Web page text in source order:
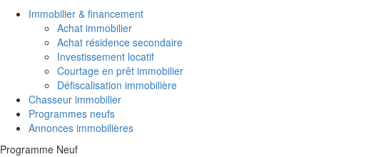
Immobilier & financement
Achat immobilier
Achat résidence secondaire
Investissement locatif
Courtage en prêt immobilier
Défiscalisation immobilière
Chasseur immobilier
Programmes neufs
Annonces immobilières
Programme Neuf